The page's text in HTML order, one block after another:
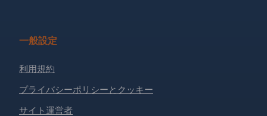
一般設定
利用規約
プライバシーポリシーとクッキー
サイト運営者